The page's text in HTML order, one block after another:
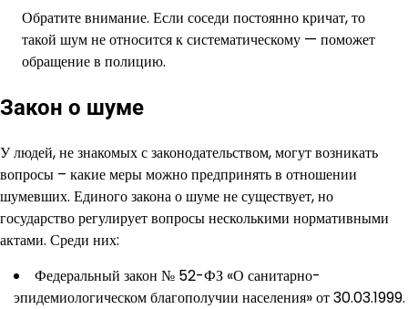
Обратите внимание. Если соседи постоянно кричат, то
такой шум не относится к систематическому — поможет
обращение в полицию.
Закон о шуме
У людей, не знакомых с законодательством, могут возникать
вопросы – какие меры можно предпринять в отношении
шумевших. Единого закона о шуме не существует, но
государство регулирует вопросы несколькими нормативными
актами. Среди них:
Федеральный закон № 52-ФЗ «О санитарно-
эпидемиологическом благополучии населения» от 30.03.1999.